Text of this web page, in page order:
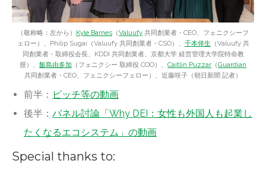
（敬称略：左から） Kyle Barnes （Valuufy 共同創業者・CEO、フェニクシーフ
ェロー）、Philip Sugai（Valuufy 共同創業者・CSO）、 千本倖生 （Valuufy 共
同創業者・取締役会長、KDDI 共同創業者、京都大学 経営管理大学院特命教
授）、 飯島由多加 （フェニクシー 取締役 COO）、 Caitlin Puzzar （Guardian
共同創業者・CEO、フェニクシーフェロー）、近藤咲子（朝日新聞 記者）
前半： ピッチ等の動画
後半： パネル討論「Why DEI：女性も外国人も起業し
たくなるエコシステム」の動画
Special thanks to: